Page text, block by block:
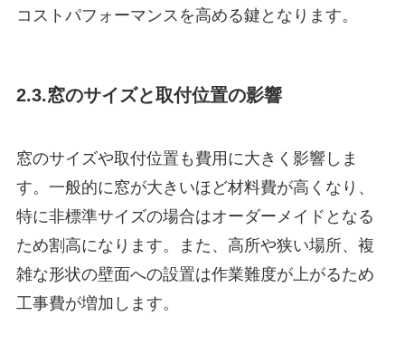
コストパフォーマンスを高める鍵となります。
2.3.窓のサイズと取付位置の影響
窓のサイズや取付位置も費用に大きく影響しま
す。一般的に窓が大きいほど材料費が高くなり、
特に非標準サイズの場合はオーダーメイドとなる
ため割高になります。また、高所や狭い場所、複
雑な形状の壁面への設置は作業難度が上がるため
工事費が増加します。